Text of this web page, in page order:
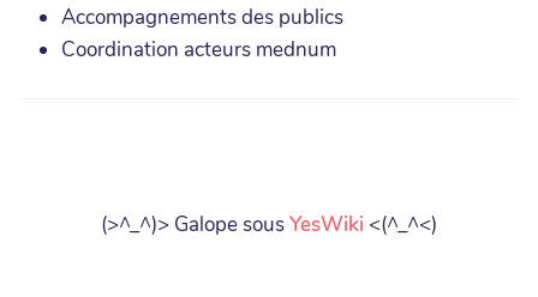
Accompagnements des publics
Coordination acteurs mednum
(>^_^)> Galope sousYesWiki <(^_^<)